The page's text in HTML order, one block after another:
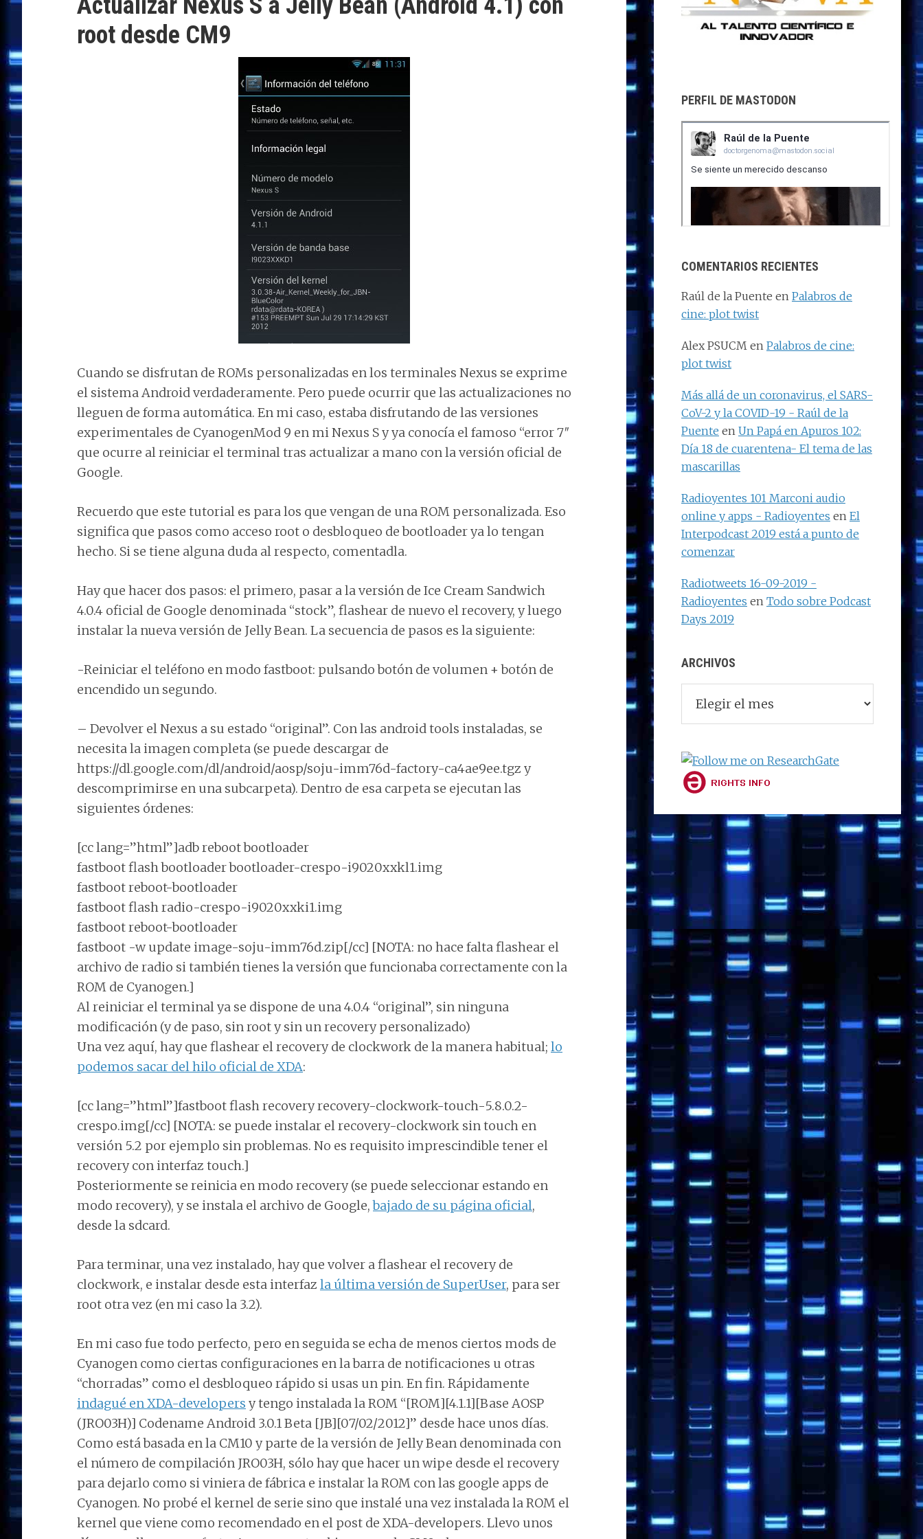
root desde CM9
Cuando se disfrutan de ROMs personalizadas en los terminales Nexus se exprime
el sistema Android verdaderamente. Pero puede ocurrir que las actualizaciones no
lleguen de forma automática. En mi caso, estaba disfrutando de las versiones
experimentales de CyanogenMod 9 en mi Nexus S y ya conocía el famoso “error 7″
que ocurre al reiniciar el terminal tras actualizar a mano con la versión oficial de
Google.
Recuerdo que este tutorial es para los que vengan de una ROM personalizada. Eso
significa que pasos como acceso root o desbloqueo de bootloader ya lo tengan
hecho. Si se tiene alguna duda al respecto, comentadla.
Hay que hacer dos pasos: el primero, pasar a la versión de Ice Cream Sandwich
4.0.4 oficial de Google denominada “stock”, flashear de nuevo el recovery, y luego
instalar la nueva versión de Jelly Bean. La secuencia de pasos es la siguiente:
-Reiniciar el teléfono en modo fastboot: pulsando botón de volumen + botón de
encendido un segundo.
– Devolver el Nexus a su estado “original”. Con las android tools instaladas, se
necesita la imagen completa (se puede descargar de
https://dl.google.com/dl/android/aosp/soju-imm76d-factory-ca4ae9ee.tgz y
descomprimirse en una subcarpeta). Dentro de esa carpeta se ejecutan las
siguientes órdenes:
[cc lang=”html”]adb reboot bootloader
fastboot flash bootloader bootloader-crespo-i9020xxkl1.img
fastboot reboot-bootloader
fastboot flash radio-crespo-i9020xxki1.img
fastboot reboot-bootloader
fastboot -w update image-soju-imm76d.zip[/cc] [NOTA: no hace falta flashear el
archivo de radio si también tienes la versión que funcionaba correctamente con la
ROM de Cyanogen.]
Al reiniciar el terminal ya se dispone de una 4.0.4 “original”, sin ninguna
modificación (y de paso, sin root y sin un recovery personalizado)
Una vez aquí, hay que flashear el recovery de clockwork de la manera habitual; lo
podemos sacar del hilo oficial de XDA:
[cc lang=”html”]fastboot flash recovery recovery-clockwork-touch-5.8.0.2-
crespo.img[/cc] [NOTA: se puede instalar el recovery-clockwork sin touch en
versión 5.2 por ejemplo sin problemas. No es requisito imprescindible tener el
recovery con interfaz touch.]
Posteriormente se reinicia en modo recovery (se puede seleccionar estando en
modo recovery), y se instala el archivo de Google,bajado de su página oficial,
desde la sdcard.
Para terminar, una vez instalado, hay que volver a flashear el recovery de
clockwork, e instalar desde esta interfaz la última versión de SuperUser, para ser
root otra vez (en mi caso la 3.2).
En mi caso fue todo perfecto, pero en seguida se echa de menos ciertos mods de
Cyanogen como ciertas configuraciones en la barra de notificaciones u otras
“chorradas” como el desbloqueo rápido si usas un pin. En fin. Rápidamente
indagué en XDA-developers y tengo instalada la ROM “[ROM][4.1.1][Base AOSP
(JRO03H)] Codename Android 3.0.1 Beta [JB][07/02/2012]” desde hace unos días.
Como está basada en la CM10 y parte de la versión de Jelly Bean denominada con
el número de compilación JRO03H, sólo hay que hacer un wipe desde el recovery
para dejarlo como si viniera de fábrica e instalar la ROM con las google apps de
Cyanogen. No probé el kernel de serie sino que instalé una vez instalada la ROM el
kernel que viene como recomendado en el post de XDA-developers. Llevo unos
PERFIL DE MASTODON
COMENTARIOS RECIENTES
Raúl de la Puente en Palabros de
cine: plot twist
Alex PSUCM en Palabros de cine:
plot twist
Más allá de un coronavirus, el SARS-
CoV-2 y la COVID-19 - Raúl de la
Puente en Un Papá en Apuros 102:
Día 18 de cuarentena- El tema de las
mascarillas
Radioyentes 101 Marconi audio
online y apps - Radioyentes en El
Interpodcast 2019 está a punto de
comenzar
Radiotweets 16-09-2019 -
Radioyentes en Todo sobre Podcast
Days 2019
ARCHIVOS